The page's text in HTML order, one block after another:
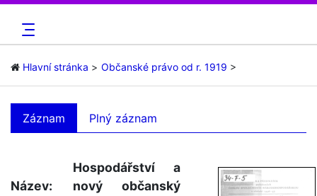
Hlavní stránka Občanské právo od r. 1919
Záznam Plný záznam
Název:
Hospodářství a
nový občanský